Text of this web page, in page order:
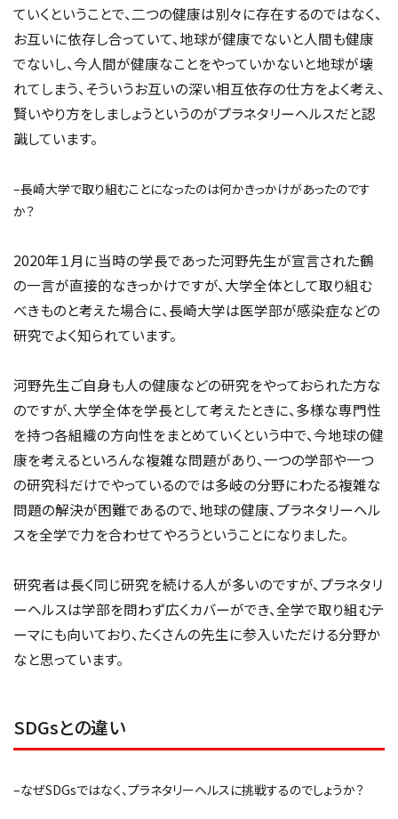
ていくということで、二つの健康は別々に存在するのではなく、
お互いに依存し合っていて、地球が健康でないと人間も健康
でないし、今人間が健康なことをやっていかないと地球が壊
れてしまう、そういうお互いの深い相互依存の仕方をよく考え、
賢いやり方をしましょうというのがプラネタリーヘルスだと認
識しています。
–長崎大学で取り組むことになったのは何かきっかけがあったのです
か？
2020年１月に当時の学長であった河野先生が宣言された鶴
の一言が直接的なきっかけですが、大学全体として取り組む
べきものと考えた場合に、長崎大学は医学部が感染症などの
研究でよく知られています。
河野先生ご自身も人の健康などの研究をやっておられた方な
のですが、大学全体を学長として考えたときに、多様な専門性
を持つ各組織の方向性をまとめていくという中で、今地球の健
康を考えるといろんな複雑な問題があり、一つの学部や一つ
の研究科だけでやっているのでは多岐の分野にわたる複雑な
問題の解決が困難であるので、地球の健康、プラネタリーヘル
スを全学で力を合わせてやろうということになりました。
研究者は長く同じ研究を続ける人が多いのですが、プラネタリ
ーヘルスは学部を問わず広くカバーができ、全学で取り組むテ
ーマにも向いており、たくさんの先生に参入いただける分野か
なと思っています。
SDGsとの違い
–なぜSDGsではなく、プラネタリーヘルスに挑戦するのでしょうか？